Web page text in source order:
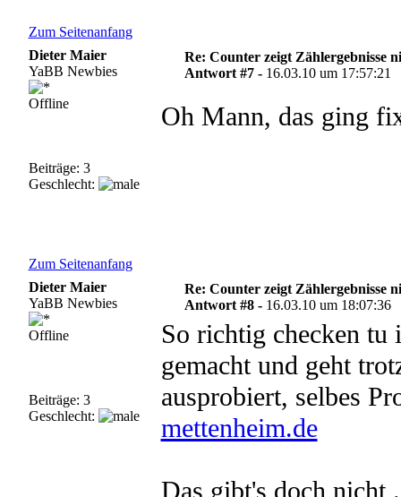
Zum Seitenanfang
Dieter Maier
YaBB Newbies
Offline
Beiträge: 3
Geschlecht:
Re: Counter zeigt Zählergebnisse
Antwort #7 - 16.03.10 um 17:57:21
Oh Mann, das ging
Zum Seitenanfang
Dieter Maier
YaBB Newbies
Offline
Beiträge: 3
Geschlecht:
Re: Counter zeigt Zählergebnisse
Antwort #8 - 16.03.10 um 18:07:36
So richtig checken
gemacht und geht
ausprobiert, selbes
mettenheim.de
Das gibt's doch nicht